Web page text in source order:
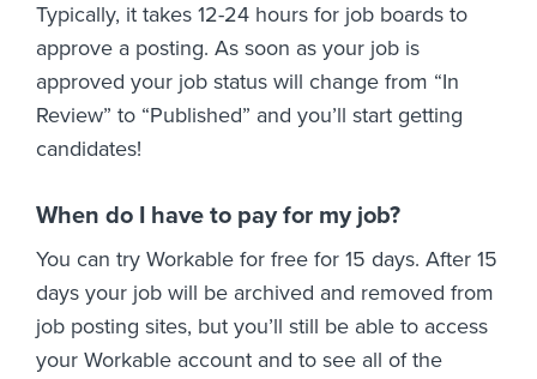
Typically, it takes 12-24 hours for job boards to
approve a posting. As soon as your job is
approved your job status will change from “In
Review” to “Published” and you’ll start getting
candidates!
When do I have to pay for my job?
You can try Workable for free for 15 days. After 15
days your job will be archived and removed from
job posting sites, but you’ll still be able to access
your Workable account and to see all of the